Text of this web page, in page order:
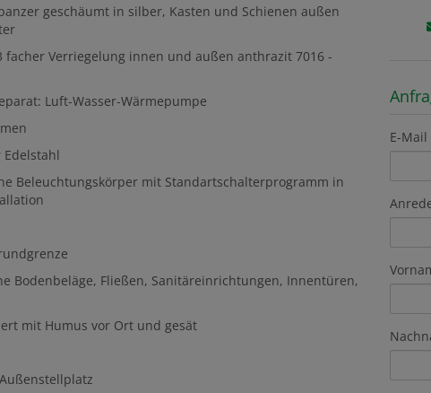
geschäumt in silber, Kasten und Schienen außen
Verriegelung innen und außen anthrazit 7016 -
Luft-Wasser-Wärmepumpe
Beleuchtungskörper mit Standartschalterprogramm in
Bodenbeläge, Fließen, Sanitäreinrichtungen, Innentüren,
mit Humus vor Ort und gesät
E-Mail